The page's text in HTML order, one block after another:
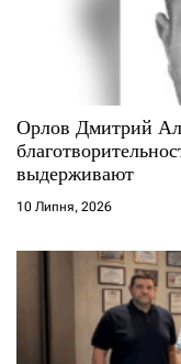
Орлов Дмитрий
выдерживают
10 Липня, 2026